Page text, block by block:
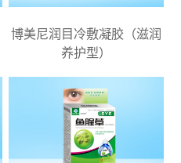
博美尼润目冷敷凝胶（滋润
养护型）